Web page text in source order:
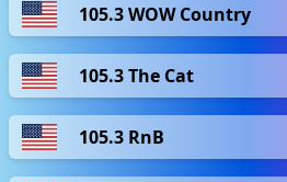
105.3 WOW Country
105.3 The Cat
105.3 RnB